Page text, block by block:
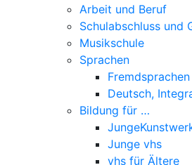
Arbeit und Beruf
Schulabschluss und
Musikschule
Sprachen
Fremdsprachen
Deutsch,
Bildung für …
Junge vhs
vhs für Ältere